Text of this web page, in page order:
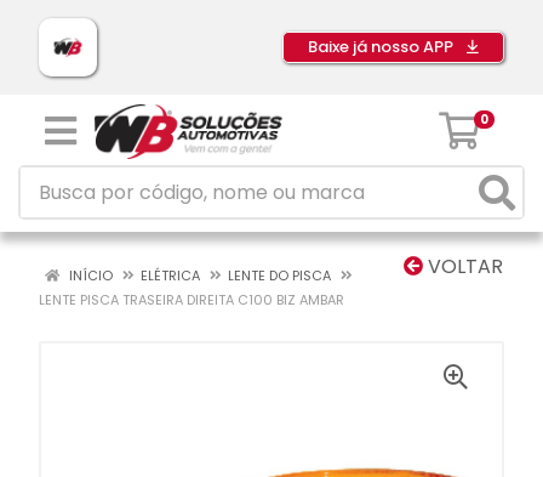
Baixe já nosso APP
0
VOLTAR
INÍCIO ELÉTRICA
LENTE DO PISCA
LENTE PISCA TRASEIRA DIREITA C100 BIZ AMBAR